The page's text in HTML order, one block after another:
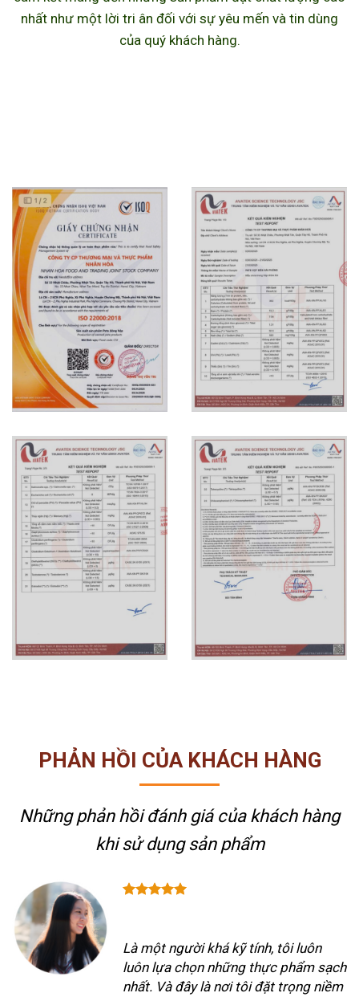
nhất như một lời tri ân đối với sự yêu mến và tin dùng
của quý khách hàng.
PHẢN HỒI CỦA KHÁCH HÀNG
Những phản hồi đánh giá của khách hàng
khi sử dụng sản phẩm
Là một người khá kỹ tính, tôi luôn
luôn lựa chọn những thực phẩm sạch
nhất. Và đây là nơi tôi đặt trọng niềm